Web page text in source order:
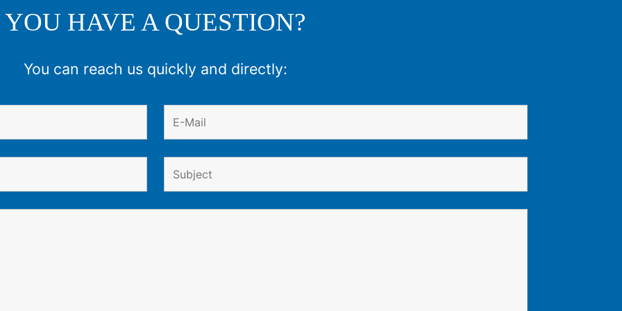
YOU HAVE A QUESTION?
You can reach us quickly and directly: